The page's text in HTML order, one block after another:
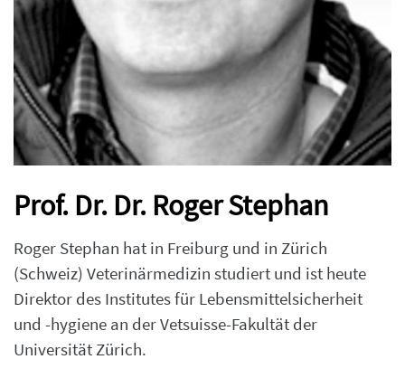
Prof. Dr. Dr. Roger Stephan
Roger Stephan hat in Freiburg und in Zürich
(Schweiz) Veterinärmedizin studiert und ist heute
Direktor des Institutes für Lebensmittelsicherheit
und -hygiene an der Vetsuisse-Fakultät der
Universität Zürich.